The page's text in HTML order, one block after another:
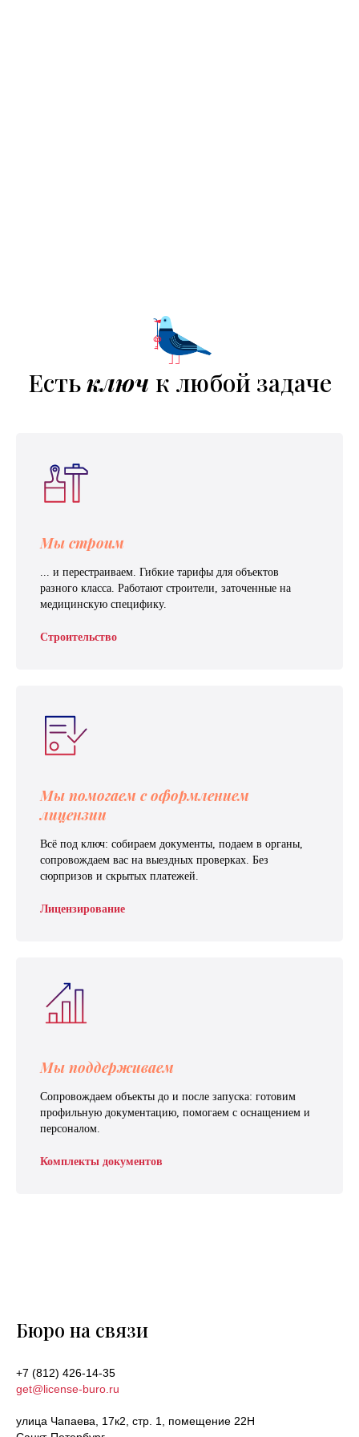
Естьключ к любой задаче
Мы строим
... и перестраиваем. Гибкие тарифы для объектов
разного класса. Работают строители, заточенные на
медицинскую специфику.
Строительство
Мы помогаем с оформлением
лицензии
Всё под ключ: собираем документы, подаем в органы,
сопровождаем вас на выездных проверках. Без
сюрпризов и скрытых платежей.
Лицензирование
Мы поддерживаем
Сопровождаем объекты до и после запуска: готовим
профильную документацию, помогаем с оснащением и
персоналом.
Комплекты документов
Бюро на связи
+7 (812) 426-14-35
get@license-buro.ru
улица Чапаева, 17к2, стр. 1, помещение 22Н